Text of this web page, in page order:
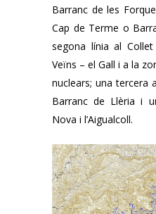
Barranc de les
Cap de Terme o
segona línia al
Veïns – el Gall i a la
nuclears; una tercera
Barranc de Llèria i
Nova i l’Aigualcoll.